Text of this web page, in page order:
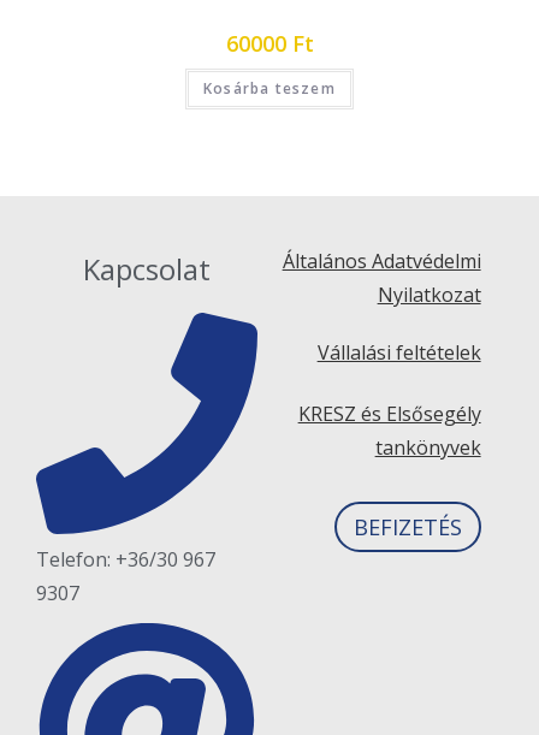
60000 Ft
Kosárba teszem
Kapcsolat
Telefon: +36/30 967
9307
Általános Adatvédelmi
Nyilatkozat
Vállalási feltételek
KRESZ és Elsősegély
tankönyvek
BEFIZETÉS